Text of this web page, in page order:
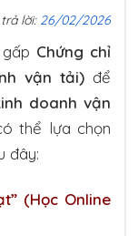
lời: 26/02/2026
Chứng chỉ
vận tải)để
doanh vận
thể lựa chọn
đây:
(Học Online